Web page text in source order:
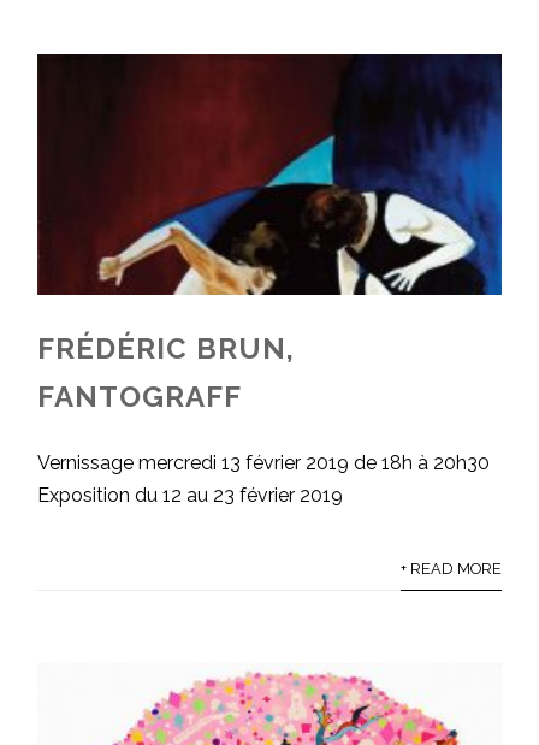
FRÉDÉRIC BRUN,
FANTOGRAFF
Vernissage mercredi 13 février 2019 de 18h à 20h30
Exposition du 12 au 23 février 2019
+ READ MORE